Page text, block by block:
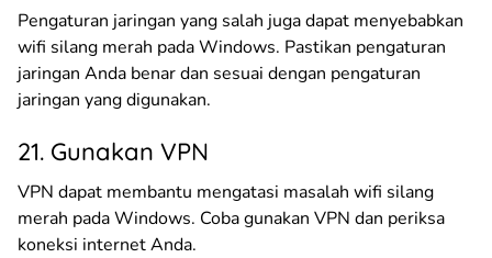
Pengaturan jaringan yang salah juga dapat menyebabkan
wifi silang merah pada Windows. Pastikan pengaturan
jaringan Anda benar dan sesuai dengan pengaturan
jaringan yang digunakan.
21. Gunakan VPN
VPN dapat membantu mengatasi masalah wifi silang
merah pada Windows. Coba gunakan VPN dan periksa
koneksi internet Anda.